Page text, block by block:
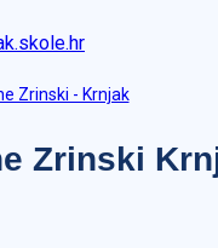
Zrinski